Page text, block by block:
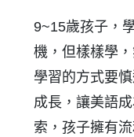
9~15歲孩子，
機，但樣樣學
學習的方式要
成長，讓美語
索，孩子擁有